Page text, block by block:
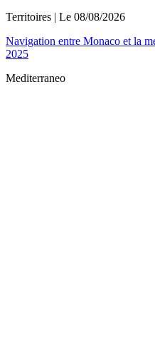
Territoires | Le 08/08/2026
Navigation entre Monaco et la
2025
Mediterraneo